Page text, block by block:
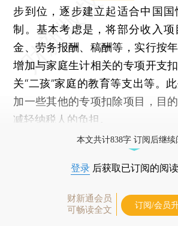
步到位，逐步建立起适合中国
制。基本考虑是，将部分收入
金、劳务报酬、稿酬等，实行按
增加与家庭生计相关的专项开支
关“二孩”家庭的教育等支出等。
加一些其他的专项扣除项目，目
减轻纳税人的负担。
本文共计838字 订阅后继续
登录 后获取已订阅的阅
财新通会员
可畅读全文
订阅/会员